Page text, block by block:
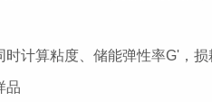
时计算粘度、储能弹性率G'，损
品